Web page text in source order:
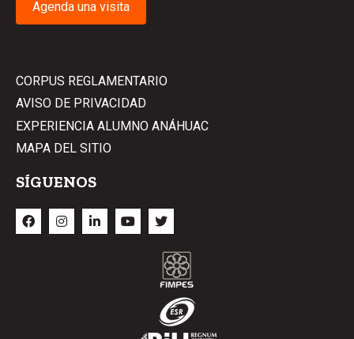
Agenda una visita
CORPUS REGLAMENTARIO
AVISO DE PRIVACIDAD
EXPERIENCIA ALUMNO ANÁHUAC
MAPA DEL SITIO
SÍGUENOS